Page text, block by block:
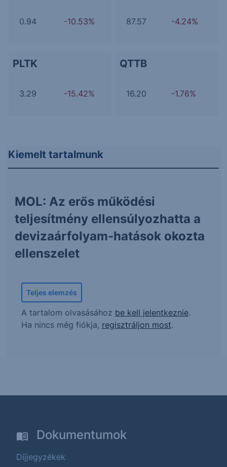
0.94 -10.53% 87.57 -4.24%
PLTK
3.29 -15.42%
QTTB
16.20 -1.76%
Kiemelt tartalmunk
MOL: Az erős működési
teljesítmény ellensúlyozhatta a
devizaárfolyam-hatások okozta
ellenszelet
Teljes elemzés
A tartalom olvasásához be kell jelentkeznie.
Ha nincs még fiókja, regisztráljon most.
Dokumentumok
Díjjegyzékek